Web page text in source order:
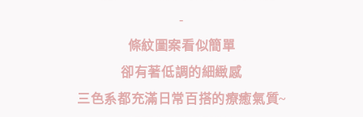
-
條紋圖案看似簡單
卻有著低調的細緻感
三色系都充滿日常百搭的療癒氣質~